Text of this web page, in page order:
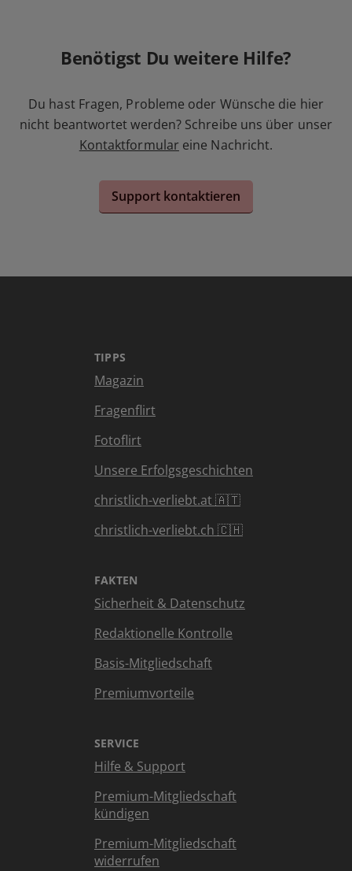
Benötigst Du weitere Hilfe?
Du hast Fragen, Probleme oder Wünsche die hier
nicht beantwortet werden? Schreibe uns über unser
Kontaktformular eine Nachricht.
Support kontaktieren
TIPPS
Magazin
Fragenflirt
Fotoflirt
Unsere Erfolgsgeschichten
christlich-verliebt.at 🇦🇹
christlich-verliebt.ch 🇨🇭
FAKTEN
Sicherheit & Datenschutz
Redaktionelle Kontrolle
Basis-Mitgliedschaft
Premiumvorteile
SERVICE
Hilfe & Support
Premium-Mitgliedschaft
kündigen
Premium-Mitgliedschaft
widerrufen